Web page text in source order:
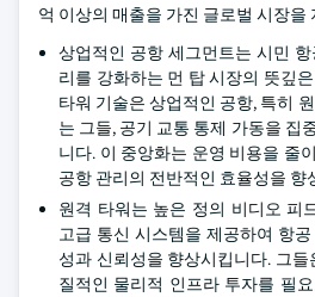
억 이상의 매출을 가진 글로벌 시장을
상업적인 공항 세그먼트는 시민
리를 강화하는 먼 탑 시장의 뜻깊
타워 기술은 상업적인 공항, 특히
는 그들, 공기 교통 통제 가동을 집
니다. 이 중앙화는 운영 비용을 줄
공항 관리의 전반적인 효율성을 향
원격 타워는 높은 정의 비디오 피
고급 통신 시스템을 제공하여 항
성과 신뢰성을 향상시킵니다. 그
질적인 물리적 인프라 투자를 필